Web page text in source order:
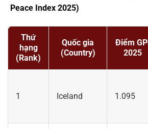
Peace Index 2025)
Thứ
hạng
(Rank)
Quốc gia
(Country)
Điểm GPI
2025
1 Iceland 1.095